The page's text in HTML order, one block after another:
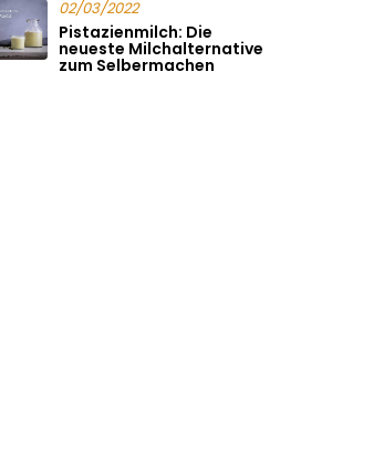
02/03/2022
Pistazienmilch: Die
neueste Milchalternative
zum Selbermachen